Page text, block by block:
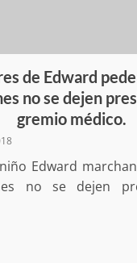
de Edward
no se dejen
gremio médico.
Edward
no se dejen
presencia
admin 20 julio